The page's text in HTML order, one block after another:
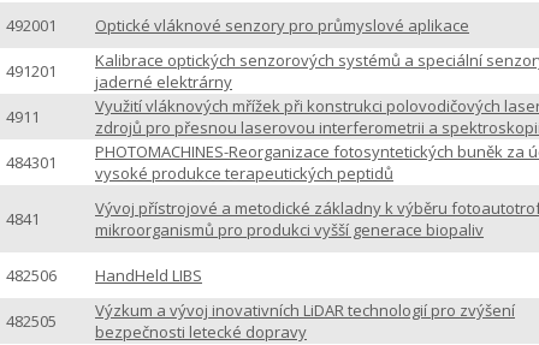
492001 Optické vláknové senzory pro průmyslové aplikace
491201
Kalibrace optických senzorových systémů a speciální
jaderné elektrárny
4911
Využití vláknových mřížek při konstrukci polovodičových
zdrojů pro přesnou laserovou interferometrii a
484301
PHOTOMACHINES-Reorganizace fotosyntetických buněk za
vysoké produkce terapeutických peptidů
4841
Vývoj přístrojové a metodické základny k výběru
mikroorganismů pro produkci vyšší generace biopaliv
482506 HandHeld LIBS
482505
Výzkum a vývoj inovativních LiDAR technologií pro zvýšení
bezpečnosti letecké dopravy